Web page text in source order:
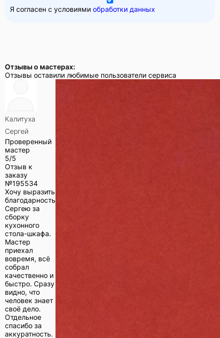
Я согласен с условиями обработки данных
Отзывы о мастерах:
Отзывы оставили любимые пользователи сервиса
Калитуха
Сергей
Проверенный
мастер
5/5
Отзыв к
заказу
№195534
Хочу выразить
благодарность
Сергею за
сборку
кухонного
стола-шкафа.
Мастер
приехал
вовремя, всё
собрал
качественно и
быстро. Сразу
видно, что
человек знает
своё дело.
Отдельное
спасибо за
аккуратность.